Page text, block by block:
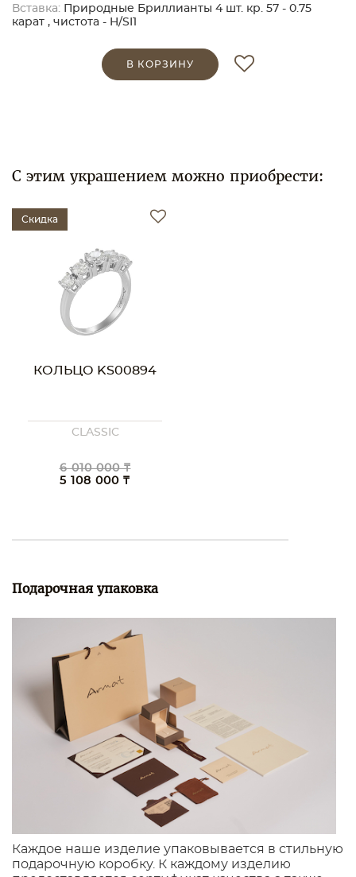
Вставка: Природные Бриллианты 4 шт. кр. 57 - 0.75
карат , чистота - H/SI1
В КОРЗИНУ
С этим украшением можно приобрести:
Скидка
КОЛЬЦО KS00894
CLASSIC
6 010 000 ₸
5 108 000 ₸
Подарочная упаковка
Каждое наше изделие упаковывается в стильную
подарочную коробку. К каждому изделию